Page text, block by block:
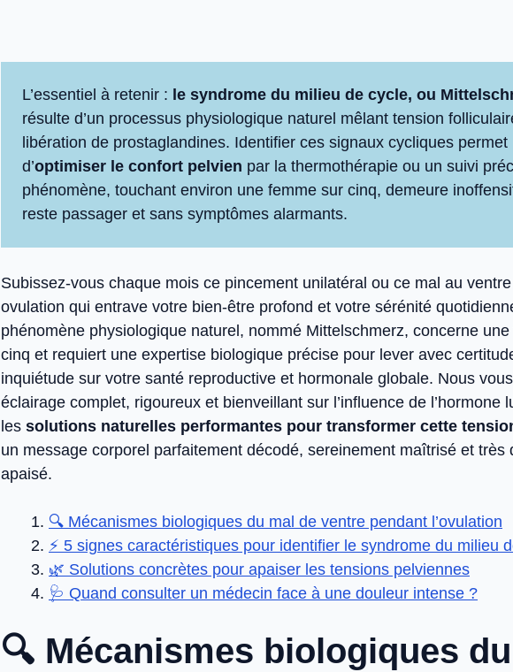
L’essentiel à retenir : le syndrome du milieu de cycle, ou
résulte d’un processus physiologique naturel mêlant tension
libération de prostaglandines. Identifier ces signaux cycliques permet
d’optimiser le confort pelvien par la thermothérapie ou un suivi
phénomène, touchant environ une femme sur cinq, demeure
reste passager et sans symptômes alarmants.
Subissez-vous chaque mois ce pincement unilatéral ou ce mal au
ovulation qui entrave votre bien-être profond et votre sérénité
phénomène physiologique naturel, nommé Mittelschmerz, concerne
cinq et requiert une expertise biologique précise pour lever avec
inquiétude sur votre santé reproductive et hormonale globale. Nous
éclairage complet, rigoureux et bienveillant sur l’influence de l’hormone
les solutions naturelles performantes pour transformer cette
un message corporel parfaitement décodé, sereinement maîtrisé et très
apaisé.
🔍 Mécanismes biologiques du mal de ventre pendant l’ovulation
⚡ 5 signes caractéristiques pour identifier le syndrome du milieu
🌿 Solutions concrètes pour apaiser les tensions pelviennes
🩺 Quand consulter un médecin face à une douleur intense ?
🔍 Mécanismes biologiques